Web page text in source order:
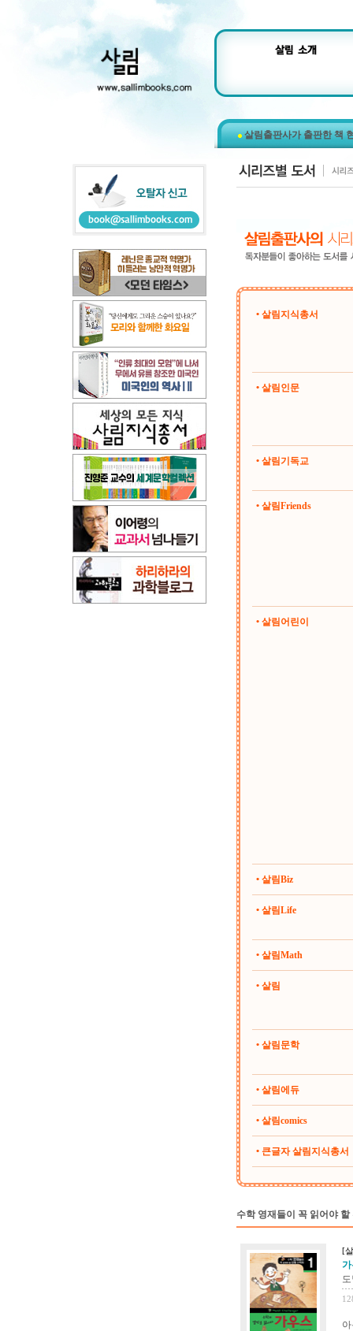
살림출판사가 출판한 책
• 살림지식총서
• 살림인문
• 살림기독교
• 살림Friends
• 살림어린이
• 살림Biz
• 살림Life
• 살림Math
• 살림
• 살림문학
• 살림에듀
• 살림comics
• 큰글자 살림지식총서
수학 영재들이 꼭 읽어야 할
[
가